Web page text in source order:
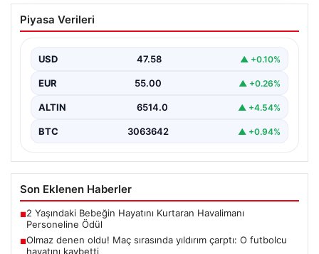
Olmaz denen oldu! Maç sırasında
yıldırım çarptı: O futbolcu hayatını
Piyasa Verileri
USD 47.58 ▲ +0.10%
EUR 55.00 ▲ +0.26%
ALTIN 6514.0 ▲ +4.54%
BTC 3063642 ▲ +0.94%
Son Eklenen Haberler
■2 Yaşındaki Bebeğin Hayatını Kurtaran Havalimanı
Personeline Ödül
■Olmaz denen oldu! Maç sırasında yıldırım çarptı: O futbolcu
hayatını kaybetti